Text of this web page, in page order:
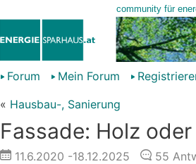
Forum Mein Forum
« Hausbau-, Sanierung
Fassade: Holz
11.6.2020 -18.12.2025 55